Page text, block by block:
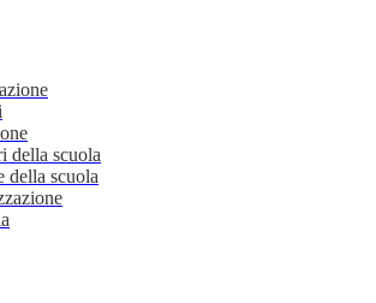
della scuola
della scuola